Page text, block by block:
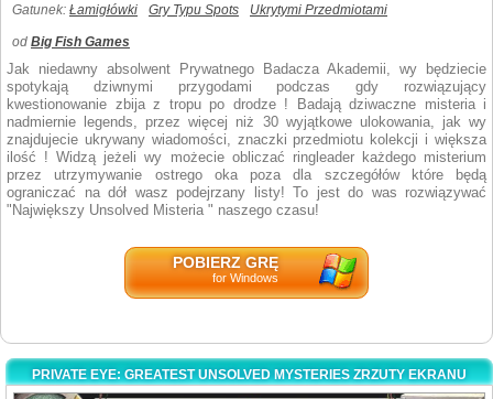
Gatunek: Łamigłówki Gry Typu Spots Ukrytymi Przedmiotami
od Big Fish Games
Jak niedawny absolwent Prywatnego Badacza Akademii, wy będziecie
spotykają dziwnymi przygodami podczas gdy rozwiązujący
kwestionowanie zbija z tropu po drodze ! Badają dziwaczne misteria i
nadmiernie legends, przez więcej niż 30 wyjątkowe ulokowania, jak wy
znajdujecie ukrywany wiadomości, znaczki przedmiotu kolekcji i większa
ilość ! Widzą jeżeli wy możecie obliczać ringleader każdego misterium
przez utrzymywanie ostrego oka poza dla szczegółów które będą
ograniczać na dół wasz podejrzany listy! To jest do was rozwiązywać
"Największy Unsolved Misteria " naszego czasu!
POBIERZ GRĘ
for Windows
PRIVATE EYE: GREATEST UNSOLVED MYSTERIES ZRZUTY EKRANU